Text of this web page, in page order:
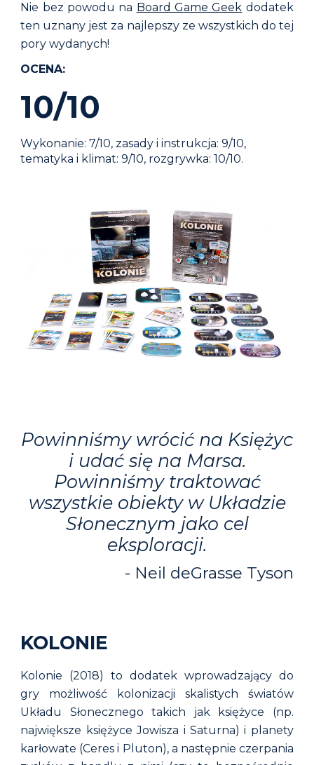
Nie bez powodu na Board Game Geek dodatek
ten uznany jest za najlepszy ze wszystkich do tej
pory wydanych!
OCENA:
10/10
Wykonanie: 7/10, zasady i instrukcja:9/10,
tematyka i klimat: 9/10, rozgrywka: 10/10.
Powinniśmy wrócić na Księżyc
i udać się na Marsa.
Powinniśmy traktować
wszystkie obiekty w Układzie
Słonecznym jako cel
eksploracji.
- Neil deGrasse Tyson
KOLONIE
Kolonie (2018) to dodatek wprowadzający do
gry możliwość kolonizacji skalistych światów
Układu Słonecznego takich jak księżyce (np.
największe księżyce Jowisza i Saturna) i planety
karłowate (Ceres i Pluton), a następnie czerpania